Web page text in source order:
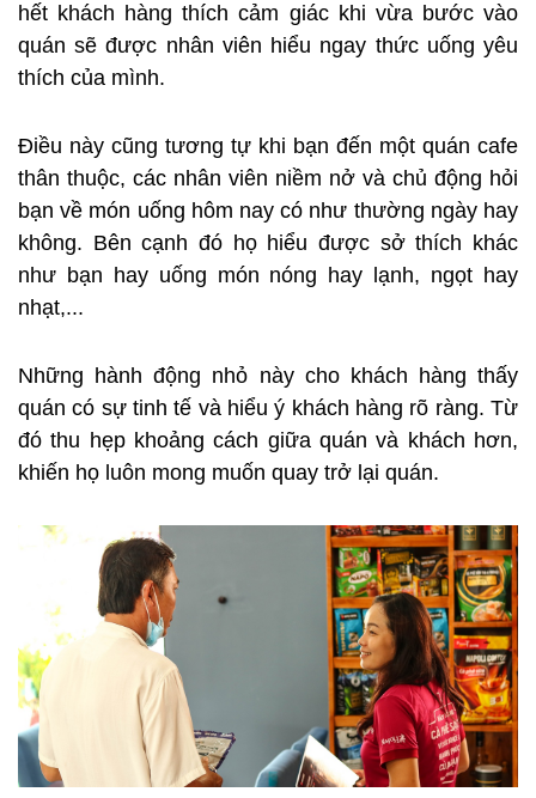
hết khách hàng thích cảm giác khi vừa bước vào
quán sẽ được nhân viên hiểu ngay thức uống yêu
thích của mình.
Điều này cũng tương tự khi bạn đến một quán cafe
thân thuộc, các nhân viên niềm nở và chủ động hỏi
bạn về món uống hôm nay có như thường ngày hay
không. Bên cạnh đó họ hiểu được sở thích khác
như bạn hay uống món nóng hay lạnh, ngọt hay
nhạt,...
Những hành động nhỏ này cho khách hàng thấy
quán có sự tinh tế và hiểu ý khách hàng rõ ràng. Từ
đó thu hẹp khoảng cách giữa quán và khách hơn,
khiến họ luôn mong muốn quay trở lại quán.